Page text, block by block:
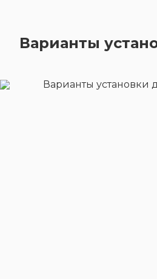
Варианты